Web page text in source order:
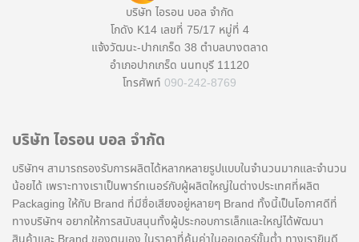
บริษัท ไอรอน บอล จำกัด
โกดัง K14 เลขที่ 75/17 หมู่ที่ 4
แจ้งวัฒนะ-ปากเกร็ด 38 ตำบลบางตลาด
อำเภอปากเกร็ด นนทบุรี 11120
โทรศัพท์ 090-242-8769
บริษัท ไอรอน บอล จำกัด
บริษัทฯ สามารถรองรับการผลิตได้หลากหลายรูปแบบในจำนวนมากและจำนวน
น้อยได้ เพราะทางเราเป็นพาร์ทเนอร์กับผู้ผลิตใหญ่ในต่างประเทศที่ผลิต
Packaging ให้กับ Brand ที่มีชื่อเสียงอยู่หลายๆ Brand ทั้งนี้เป็นโอกาศดีที่
ทางบริษัทฯ อยากให้การสนับสนุนทั้งผู้ประกอบการเล็กและใหญ่ได้พัฒนา